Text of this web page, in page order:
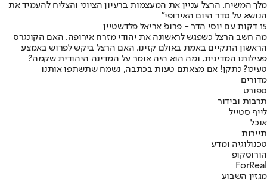
מלך המשיח. הרצל עניין את המעצמות ברעיון הציוני והצליח להעמיד את
הנושא על סדר היום האירופי"
15 דקות עם יוסי הדר - פרופ' אריאל פלדשטיין
מה חשב הרצל כשפגש לראשונה את יהודי מזרח אירופה, האם הקונגרס
הראשון התקיים באמת באולם קזינו, האם הרצל ביקש לפרוש באמצע
פעילותו המדינית, ומה הוא היה אומר על המדינה היהודית שקמה?
טעינו? נתקן! אם מצאתם טעות בכתבה, נשמח שתשתפו אותנו
מדורים
ספורט
תרבות ובידור
לייף סטייל
אוכל
תיירות
טכנולוגיה ומדע
הורוסקופ
ForReal
מגזין השבוע